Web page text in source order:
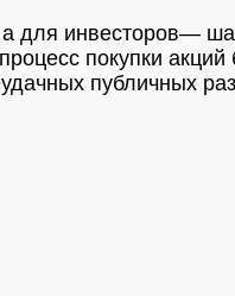
для инвесторов—
покупки
публичных